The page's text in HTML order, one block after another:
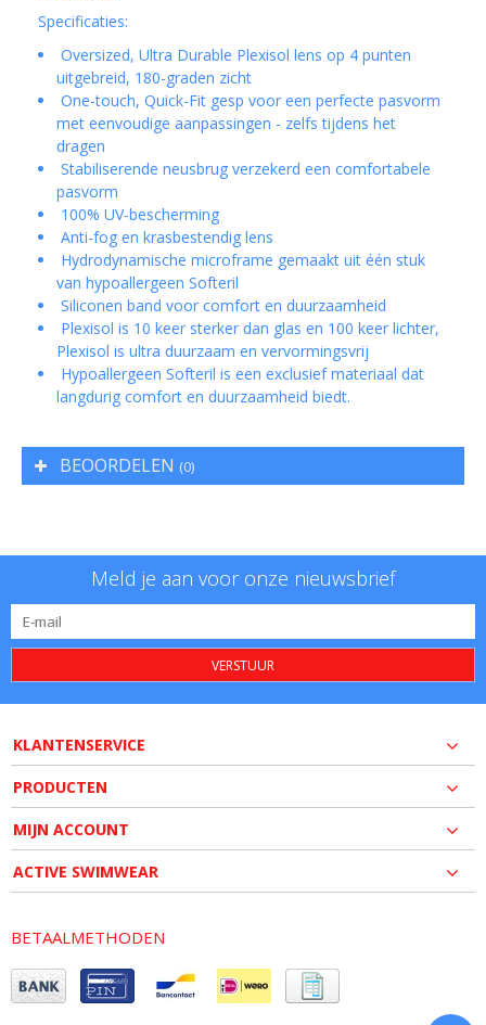
Specificaties:
Oversized, Ultra Durable Plexisol lens op 4 punten
uitgebreid, 180-graden zicht
One-touch, Quick-Fit gesp voor een perfecte pasvorm
met eenvoudige aanpassingen - zelfs tijdens het
dragen
Stabiliserende neusbrug verzekerd een comfortabele
pasvorm
100% UV-bescherming
Anti-fog en krasbestendig lens
Hydrodynamische microframe gemaakt uit één stuk
van hypoallergeen Softeril
Siliconen band voor comfort en duurzaamheid
Plexisol is 10 keer sterker dan glas en 100 keer lichter,
Plexisol is ultra duurzaam en vervormingsvrij
Hypoallergeen Softeril is een exclusief materiaal dat
langdurig comfort en duurzaamheid biedt.
BEOORDELEN (0)
Meld je aan voor onze nieuwsbrief
VERSTUUR
KLANTENSERVICE
PRODUCTEN
MIJN ACCOUNT
ACTIVE SWIMWEAR
BETAALMETHODEN